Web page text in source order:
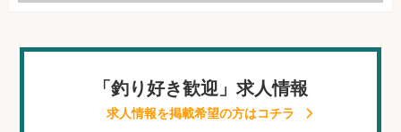
「釣り好き歓迎」求人情報
求人情報を掲載希望の方はコチラ